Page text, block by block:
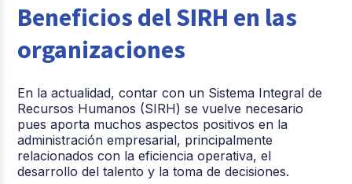
Beneficios del SIRH en las
organizaciones
En la actualidad, contar con un Sistema Integral de
Recursos Humanos (SIRH) se vuelve necesario
pues aporta muchosaspectos positivos en la
administración empresarial, principalmente
relacionados con la eficiencia operativa, el
desarrollo del talentoy la toma de decisiones.